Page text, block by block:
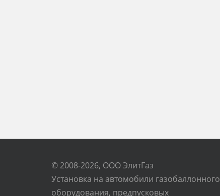
© 2008-2026, ООО ЭлитГаз
Установка на автомобили газобаллонного
оборудования, предпусковых